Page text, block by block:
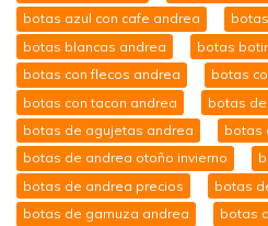
botas azul con cafe andrea
botas blancas andrea
botas
botas con flecos andrea
botas
botas con tacon andrea
botas
botas de agujetas andrea
botas
botas de andrea otoño invierno
botas de andrea precios
botas
botas de gamuza andrea
botas